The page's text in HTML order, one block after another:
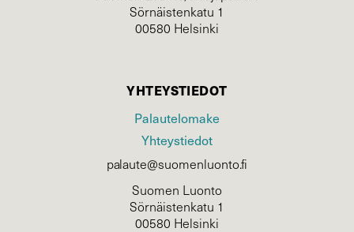
Sörnäistenkatu 1
00580 Helsinki
YHTEYSTIEDOT
Palautelomake
Yhteystiedot
palaute@suomenluonto.fi
Suomen Luonto
Sörnäistenkatu 1
00580 Helsinki